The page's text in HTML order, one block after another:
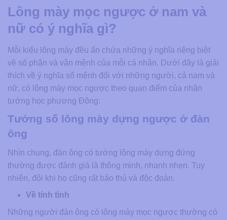
Lông mày mọc ngược ở nam và
nữ có ý nghĩa gì?
Mỗi kiểu lông mày đều ẩn chứa những ý nghĩa riêng biệt
về số phận và vận mệnh của mỗi cá nhân. Dưới đây là giải
thích về ý nghĩa số mệnh đối với những người, cả nam và
nữ, có lông mày mọc ngược theo quan điểm của nhân
tướng học phương Đông:
Tướng số lông mày dựng ngược ở đàn
ông
Nhìn chung, đàn ông có tướng lông mày dựng đứng
thường được đánh giá là thông minh, nhanh nhẹn. Tuy
nhiên, đôi khi họ cũng rất bảo thủ và độc đoán.
Về tính tình
Những người đàn ông có lông mày mọc ngược thường có